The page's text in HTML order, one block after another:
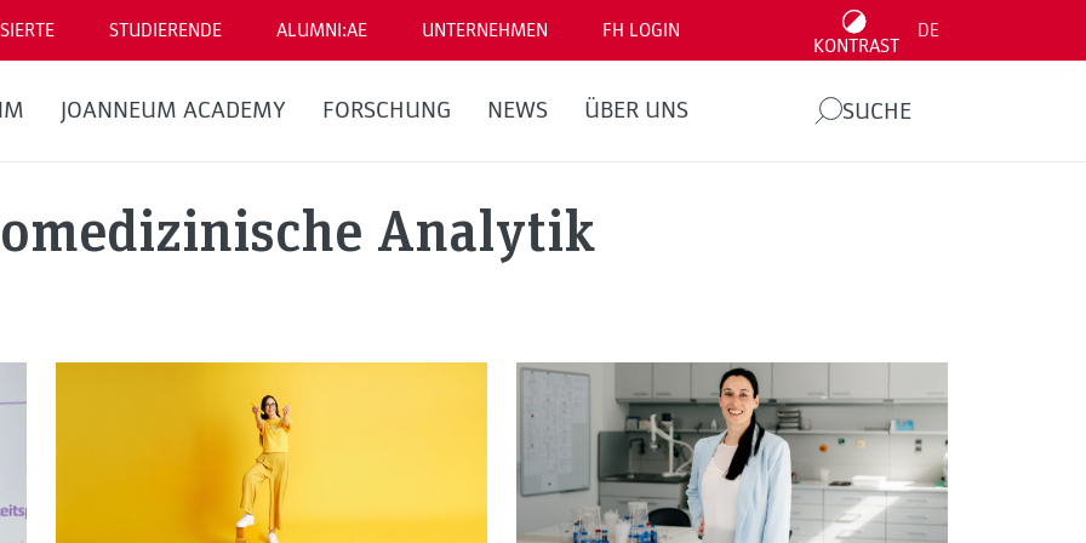
STUDIERENDE ALUMNI:AE UNTERNEHMEN FH LOGIN
KONTRAST
DE
JOANNEUM ACADEMY FORSCHUNG NEWS ÜBER UNS SUCHE
Analytik